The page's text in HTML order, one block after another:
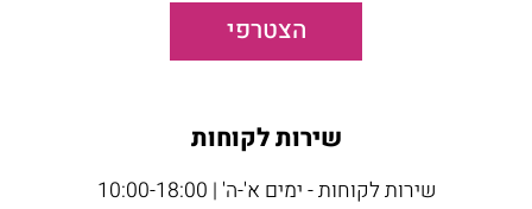
הצטרפי
שירות לקוחות
שירות לקוחות - ימים א'-ה' | 10:00-18:00